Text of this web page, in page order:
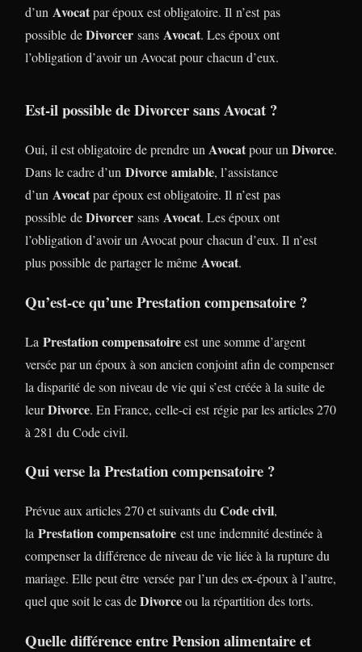
d’un Avocatpar époux est obligatoire. Il n’est pas
possible deDivorcer sans Avocat. Les époux ont
l’obligation d’avoir un Avocat pour chacun d’eux.
Est-il possible de Divorcer sans Avocat ?
Oui, il est obligatoire de prendre un Avocatpour un Divorce.
Dans le cadre d’un Divorce amiable, l’assistance
d’un Avocatpar époux est obligatoire. Il n’est pas
possible deDivorcer sans Avocat. Les époux ont
l’obligation d’avoir un Avocat pour chacun d’eux. Il n’est
plus possible de partager le même Avocat.
Qu’est-ce qu’une Prestation compensatoire ?
La Prestation compensatoireest une somme d’argent
versée par un époux à son ancien conjoint afin de compenser
la disparité de son niveau de vie qui s’est créée à la suite de
leurDivorce. En France, celle-ci est régie par les articles 270
à 281 du Code civil.
Qui verse la Prestation compensatoire ?
Prévue aux articles 270 et suivants du Code civil,
la Prestation compensatoire est une indemnité destinée à
compenser la différence de niveau de vie liée à la rupture du
mariage. Elle peut être versée par l’un des ex-époux à l’autre,
quel que soit le cas deDivorceou la répartition des torts.
Quelle différence entre Pension alimentaire et